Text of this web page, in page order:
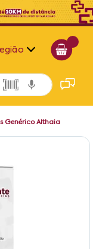
Alagoas
Bahia
Genérico Althaia